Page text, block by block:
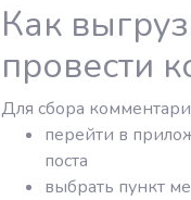
Как
провести
Для сбора
перейти в
поста
выбрать пункт